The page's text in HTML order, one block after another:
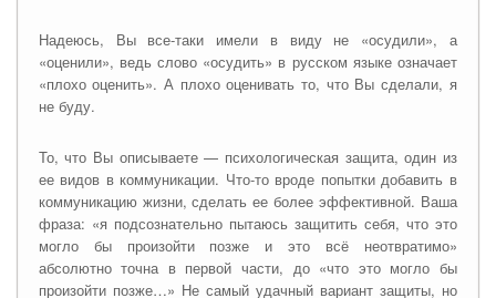
Надеюсь, Вы все-таки имели в виду не «осудили», а
«оценили», ведь слово «осудить» в русском языке означает
«плохо оценить». А плохо оценивать то, что Вы сделали, я
не буду.
То, что Вы описываете — психологическая защита, один из
ее видов в коммуникации. Что-то вроде попытки добавить в
коммуникацию жизни, сделать ее более эффективной. Ваша
фраза: «я подсознательно пытаюсь защитить себя, что это
могло бы произойти позже и это всё неотвратимо»
абсолютно точна в первой части, до «что это могло бы
произойти позже…» Не самый удачный вариант защиты, но